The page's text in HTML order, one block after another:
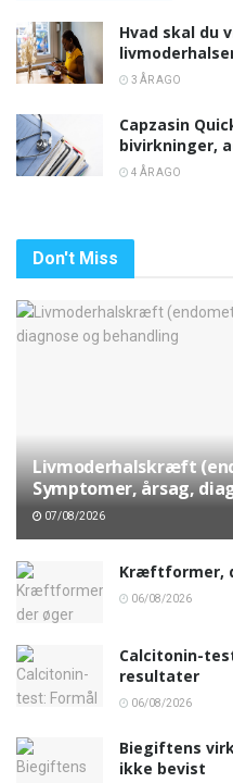
Hvad skal du
3 ÅR AGO
Capzasin
bivirkninger,
4 ÅR AGO
Don't Miss
Livmoderhalskræft
Symptomer, årsag,
07/08/2026
Kræftformer,
06/08/2026
Calcitonin-
resultater
06/08/2026
Biegiftens
ikke bevist